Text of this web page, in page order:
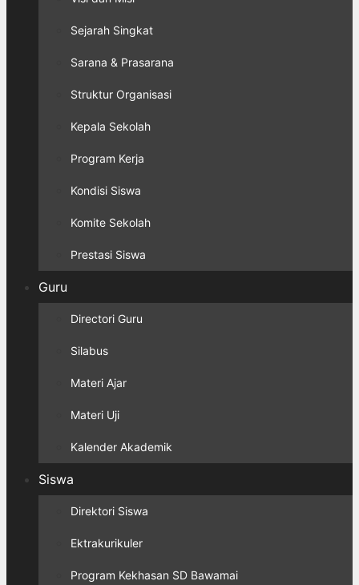
Sejarah Singkat
Sarana & Prasarana
Struktur Organisasi
Kepala Sekolah
Program Kerja
Kondisi Siswa
Komite Sekolah
Prestasi Siswa
Guru
Directori Guru
Silabus
Materi Ajar
Materi Uji
Kalender Akademik
Siswa
Direktori Siswa
Ektrakurikuler
Program Kekhasan SD Bawamai